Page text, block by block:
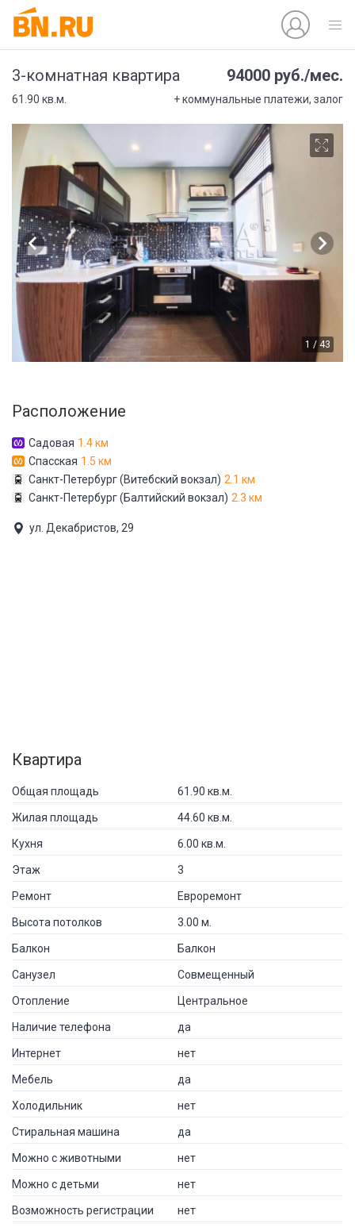
3-комнатная квартира 94000 руб./мес.
61.90 кв.м. + коммунальные платежи, залог
1 / 43
Расположение
Садовая 1.4 км
Спасская 1.5 км
Санкт-Петербург (Витебский вокзал) 2.1 км
Санкт-Петербург (Балтийский вокзал) 2.3 км
ул. Декабристов, 29
Квартира
Общая площадь 61.90 кв.м.
Жилая площадь 44.60 кв.м.
Кухня 6.00 кв.м.
Этаж 3
Ремонт Евроремонт
Высота потолков 3.00 м.
Балкон Балкон
Санузел Совмещенный
Отопление Центральное
Наличие телефона да
Интернет нет
Мебель да
Холодильник нет
Стиральная машина да
Можно с животными нет
Можно с детьми нет
Возможность регистрации нет